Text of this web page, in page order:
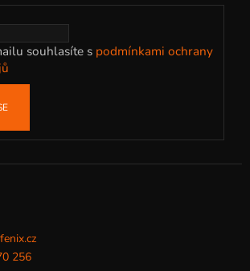
souhlasíte s podmínkami ochrany
256